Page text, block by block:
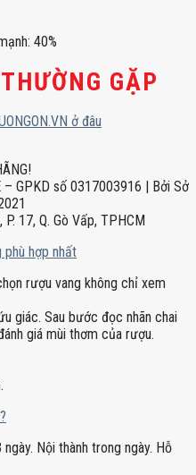
40%
GẶP
ở đâu
– GPKD số 0317003916 | Bởi Sở
17, Q. Gò Vấp, TPHCM
phù hợp nhất
rượu vang không chỉ xem
giác. Sau bước đọc nhãn chai
giá mùi thơm của rượu.
Nội thành trong ngày. Hỗ